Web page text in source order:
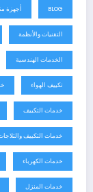
BLOG أجهزة
التقنيات والأنظمة
الخدمات الهندسية
تكييف الهواء
خدمات التكييف
خدمات التكييف
خدمات الكهرباء
خدمات المنزل